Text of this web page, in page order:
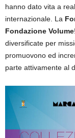
hanno dato vita a
internazionale. La
Fondazione Volume
diversificate per
promuovono ed
parte attivamente al